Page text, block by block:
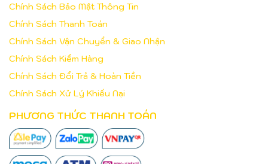
Chính Sách Bảo Mật Thông Tin
Chính Sách Thanh Toán
Chính Sách Vận Chuyển & Giao Nhận
Chính Sách Kiểm Hàng
Chính Sách Đổi Trả & Hoàn Tiền
Chính Sách Xử Lý Khiếu Nại
PHƯƠNG THỨC THANH TOÁN